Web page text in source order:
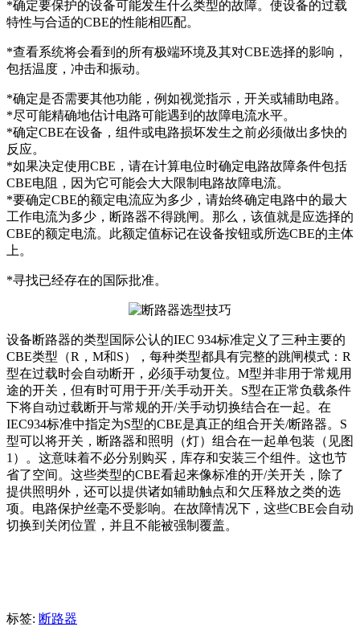
*确定要保护的设备可能发生什么类型的故障。使设备的过载
特性与合适的CBE的性能相匹配。
*查看系统将会看到的所有极端环境及其对CBE选择的影响，
包括温度，冲击和振动。
*确定是否需要其他功能，例如视觉指示，开关或辅助电路。
*尽可能精确地估计电路可能遇到的故障电流水平。
*确定CBE在设备，组件或电路损坏发生之前必须做出多快的
反应。
*如果决定使用CBE，请在计算电位时确定电路故障条件包括
CBE电阻，因为它可能会大大限制电路故障电流。
*要确定CBE的额定电流应为多少，请始终确定电路中的最大
工作电流为多少，断路器不得跳闸。那么，该值就是应选择的
CBE的额定电流。此额定值标记在设备按钮或所选CBE的主体
上。
*寻找已经存在的国际批准。
设备断路器的类型国际公认的IEC 934标准定义了三种主要的
CBE类型（R，M和S），每种类型都具有完整的跳闸模式：R
型在过载时会自动断开，必须手动复位。M型并非用于常规用
途的开关，但有时可用于开/关手动开关。S型在正常负载条件
下将自动过载断开与常规的开/关手动切换结合在一起。在
IEC934标准中指定为S型的CBE是真正的组合开关/断路器。S
型可以将开关，断路器和照明（灯）组合在一起单包装（见图
1）。这意味着不必分别购买，库存和安装三个组件。这也节
省了空间。这些类型的CBE看起来像标准的开/关开关，除了
提供照明外，还可以提供诸如辅助触点和欠压释放之类的选
项。电路保护丝毫不受影响。在故障情况下，这些CBE会自动
切换到关闭位置，并且不能被强制覆盖。
标签: 断路器